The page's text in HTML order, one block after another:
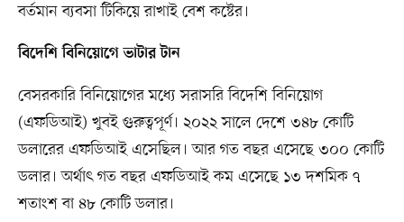
বর্তমান ব্যবসা টিকিয়ে রাখাই বেশ কষ্টের।
বিদেশি বিনিয়োগে ভাটার টান
বেসরকারি বিনিয়োগের মধ্যে সরাসরি বিদেশি বিনিয়োগ
(এফডিআই) খুবই গুরুত্বপূর্ণ। ২০২২ সালে দেশে ৩৪৮ কোটি
ডলারের এফডিআই এসেছিল। আর গত বছর এসেছে ৩০০ কোটি
ডলার। অর্থাৎ গত বছর এফডিআই কম এসেছে ১৩ দশমিক ৭
শতাংশ বা ৪৮ কোটি ডলার।